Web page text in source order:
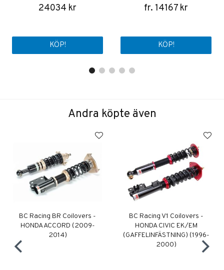
24034 kr
KÖP!
fr. 14167 kr
KÖP!
Andra köpte även
BC Racing BR Coilovers -
HONDA ACCORD (2009-
2014)
BC Racing V1 Coilovers -
HONDA CIVIC EK/EM
(GAFFELINFÄSTNING) (1996-
2000)